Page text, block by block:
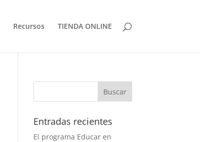
Recursos TIENDA ONLINE
Entradas recientes
El programa Educar en